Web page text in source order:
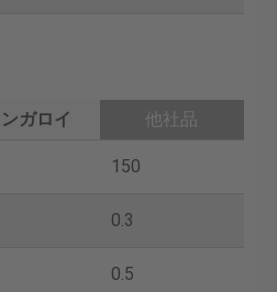
ガロイ
他社品
150
0.3
0.5